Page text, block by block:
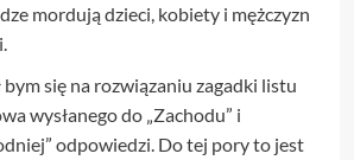
mordują dzieci, kobiety i mężczyzn
bym się na rozwiązaniu zagadki listu
wysłanego do „Zachodu” i
odpowiedzi. Do tej pory to jest